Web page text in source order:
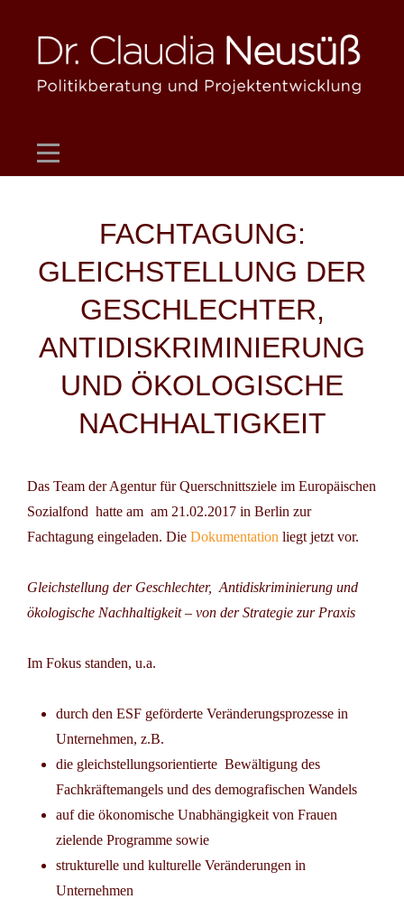
content
FACHTAGUNG:
GLEICHSTELLUNG DER
GESCHLECHTER,
ANTIDISKRIMINIERUNG
UND ÖKOLOGISCHE
NACHHALTIGKEIT
Das Team der Agentur für Querschnittsziele im Europäischen
Sozialfond hatte am am 21.02.2017 in Berlin zur
Fachtagung eingeladen. Die Dokumentation liegt jetzt vor.
Gleichstellung der Geschlechter, Antidiskriminierung und
ökologische Nachhaltigkeit – von der Strategie zur Praxis
Im Fokus standen, u.a.
durch den ESF geförderte Veränderungsprozesse in
Unternehmen, z.B.
die gleichstellungsorientierte Bewältigung des
Fachkräftemangels und des demografischen Wandels
auf die ökonomische Unabhängigkeit von Frauen
zielende Programme sowie
strukturelle und kulturelle Veränderungen in
Unternehmen
Beitragsnavigation